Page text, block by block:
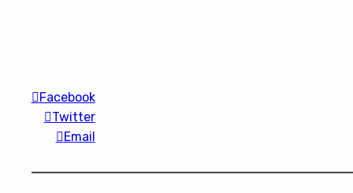
Facebook
Twitter
Email